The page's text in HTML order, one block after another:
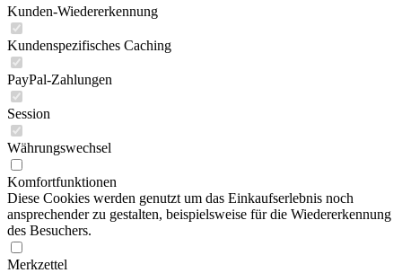
Kunden-Wiedererkennung
Kundenspezifisches Caching
PayPal-Zahlungen
Session
Währungswechsel
Komfortfunktionen
Diese Cookies werden genutzt um das Einkaufserlebnis noch
ansprechender zu gestalten, beispielsweise für die Wiedererkennung
des Besuchers.
Merkzettel